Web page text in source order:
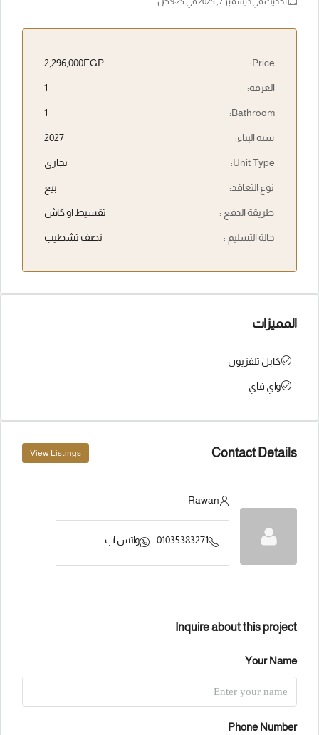
Price:
2,296,000EGP
الغرفة: 1
Bathroom:
1
سنة البناء: 2027
Unit Type: تجاري
نوع التعاقد: بيع
طريقة الدفع : تقسيط او كاش
حالة التسليم : نصف تشطيب
المميزات
كابل تلفزيون
واي فاي
Contact Details
View Listings
Rawan
01035383271 واتس اب
Inquire about this project
Your Name
Phone Number